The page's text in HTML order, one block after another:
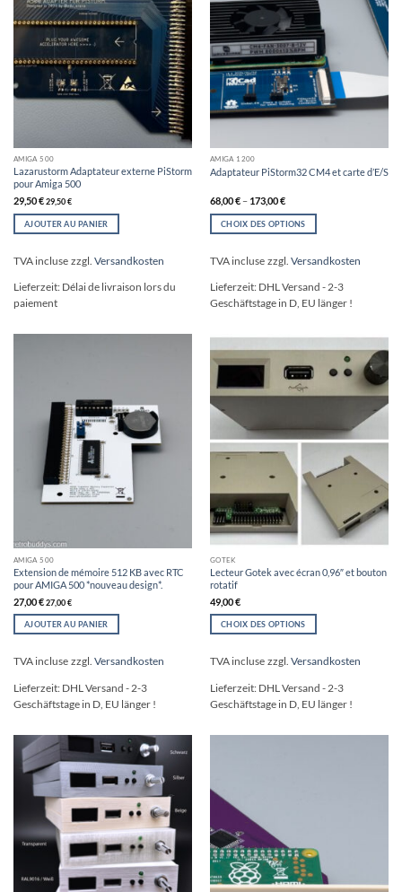
page
AMIGA 500
Lazarustorm Adaptateur externe PiStorm
pour Amiga 500
29,50€ 29,50€
AJOUTER AU PANIER
TVA incluse zzgl. Versandkosten
Lieferzeit: Délai de livraison lors du
paiement
AMIGA 1200
Adaptateur PiStorm32 CM4 et carte d’E/S
68,00€– 173,00€
CHOIX DES OPTIONS
produit
plusieurs
variations.
peuvent
être
choisies
sur
la
du
produit
TVA incluse zzgl. Versandkosten
Lieferzeit: DHL Versand - 2-3
Geschäftstage in D, EU länger !
AMIGA 500
Extension de mémoire 512 KB avec RTC
pour AMIGA 500 *nouveau design*.
27,00€ 27,00€
AJOUTER AU PANIER
TVA incluse zzgl. Versandkosten
Lieferzeit: DHL Versand - 2-3
Geschäftstage in D, EU länger !
GOTEK
Lecteur Gotek avec écran 0,96″ et bouton
rotatif
49,00€
CHOIX DES OPTIONS
produit
plusieurs
variations.
options
sur
produit
TVA incluse zzgl. Versandkosten
Lieferzeit: DHL Versand - 2-3
Geschäftstage in D, EU länger !